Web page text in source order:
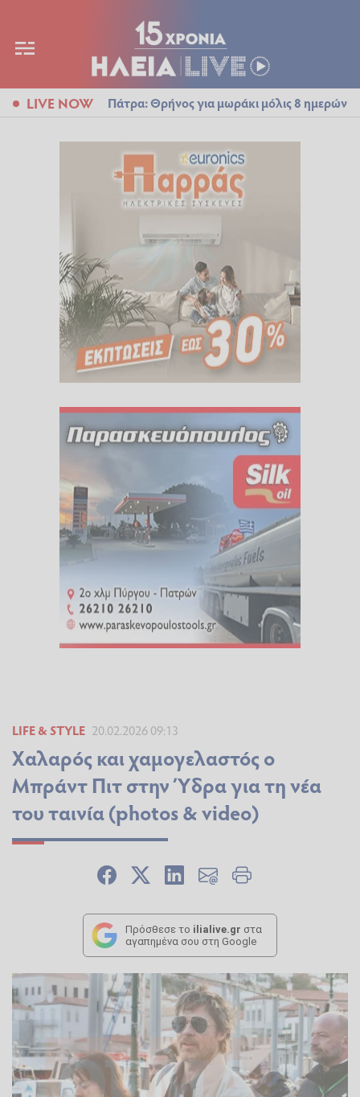
LIVE NOW Πάτρα: Θρήνος για μωράκι μόλις 8 ημερών
LIFE & STYLE 20.02.2026 09:13
Χαλαρός και χαμογελαστός ο
Μπράντ Πιτ στην Ύδρα για τη νέα
του ταινία (photos & video)
Πρόσθεσε το ilialive.gr στα
αγαπημένα σου στη Google